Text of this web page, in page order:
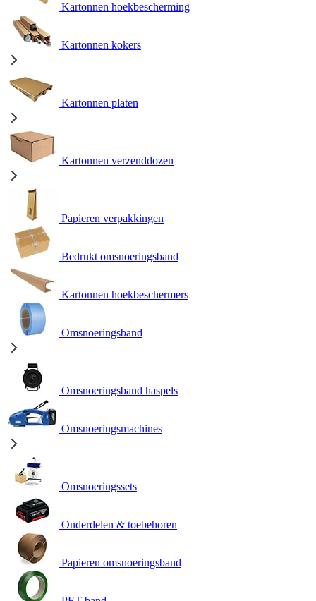
Kartonnen hoekbescherming
Kartonnen kokers
Kartonnen platen
Kartonnen verzenddozen
Papieren verpakkingen
Bedrukt omsnoeringsband
Kartonnen hoekbeschermers
Omsnoeringsband
Omsnoeringsband haspels
Omsnoeringsmachines
Omsnoeringssets
Onderdelen & toebehoren
Papieren omsnoeringsband